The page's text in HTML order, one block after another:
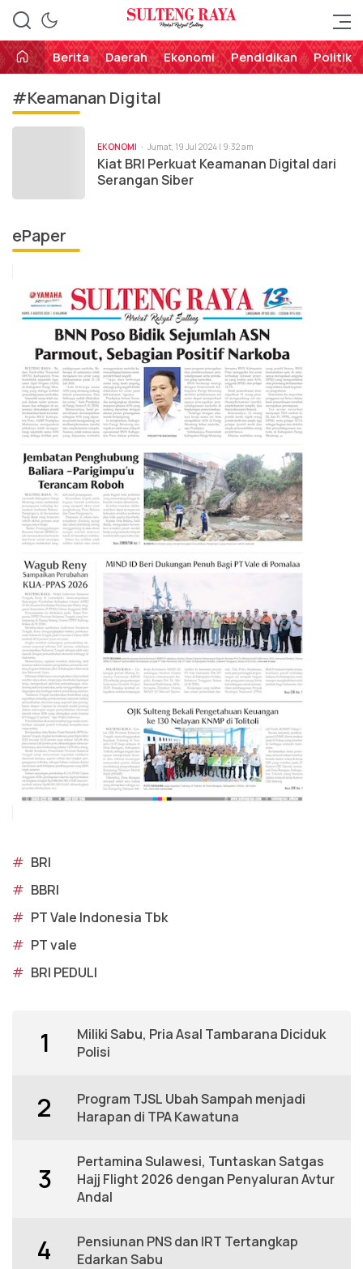
Sulteng Raya
Perekat Rakyat Sulteng
Berita
Daerah Ekonomi Pendidikan Politik
#Keamanan Digital
EKONOMI Jumat, 19 Jul 2024 | 9:32 am
Kiat BRI Perkuat Keamanan Digital dari
Serangan Siber
ePaper
# BRI
# BBRI
# PT Vale Indonesia Tbk
# PT vale
# BRI PEDULI
1
Miliki Sabu, Pria Asal Tambarana Diciduk
Polisi
2
Program TJSL Ubah Sampah menjadi
Harapan di TPA Kawatuna
3
Pertamina Sulawesi, Tuntaskan Satgas
Hajj Flight 2026 dengan Penyaluran Avtur
Andal
4
Pensiunan PNS dan IRT Tertangkap
Edarkan Sabu